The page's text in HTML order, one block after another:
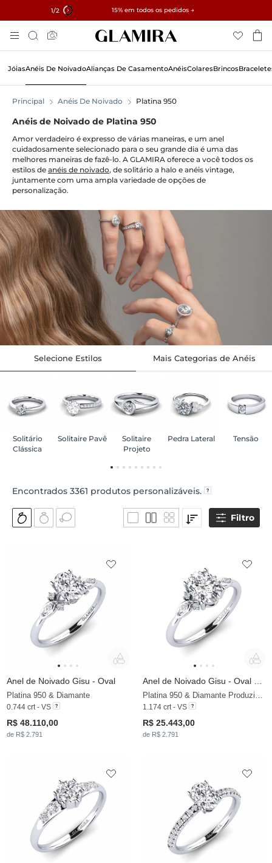
1/2 15% em todos os pedidos →
✓ Devoluções em 60 Dias ✓ Ajuste Gratuito
Para
O
Pesquisar
JóiasAnéis De NoivadoAlianças De CasamentoAnéisColaresBrincos
Principal Anéis De Noivado Platina 950
Anéis de Noivado de Platina 950
Amor verdadeiro é expresso de várias maneiras, e um anel
cuidadosamente selecionado para o seu grande dia é uma das
melhores maneiras de fazê-lo. A GLAMIRA oferece a você todos os
estilos de anéis de noivado, de solitário a halo e anéis vintage,
juntamente com uma ampla variedade de opções de
personalização.
Selecione Estilos
Solitário
Clássica
Solitaire Pavê
Solitaire
Projeto
Pedra Lateral Tensão
Mais Categorias de Anéis
Encontrados 3361 produtos personalizáveis.
Filtro
Anel de Noivado Gisu - Oval
Platina 950 & Diamante
0.744 crt - VS
R$ 48.110,00
de R$ 2.791
Platina 950 & Diamante Produzido em Laboratório
1.174 crt - VS
R$ 25.443,00
de R$ 2.791